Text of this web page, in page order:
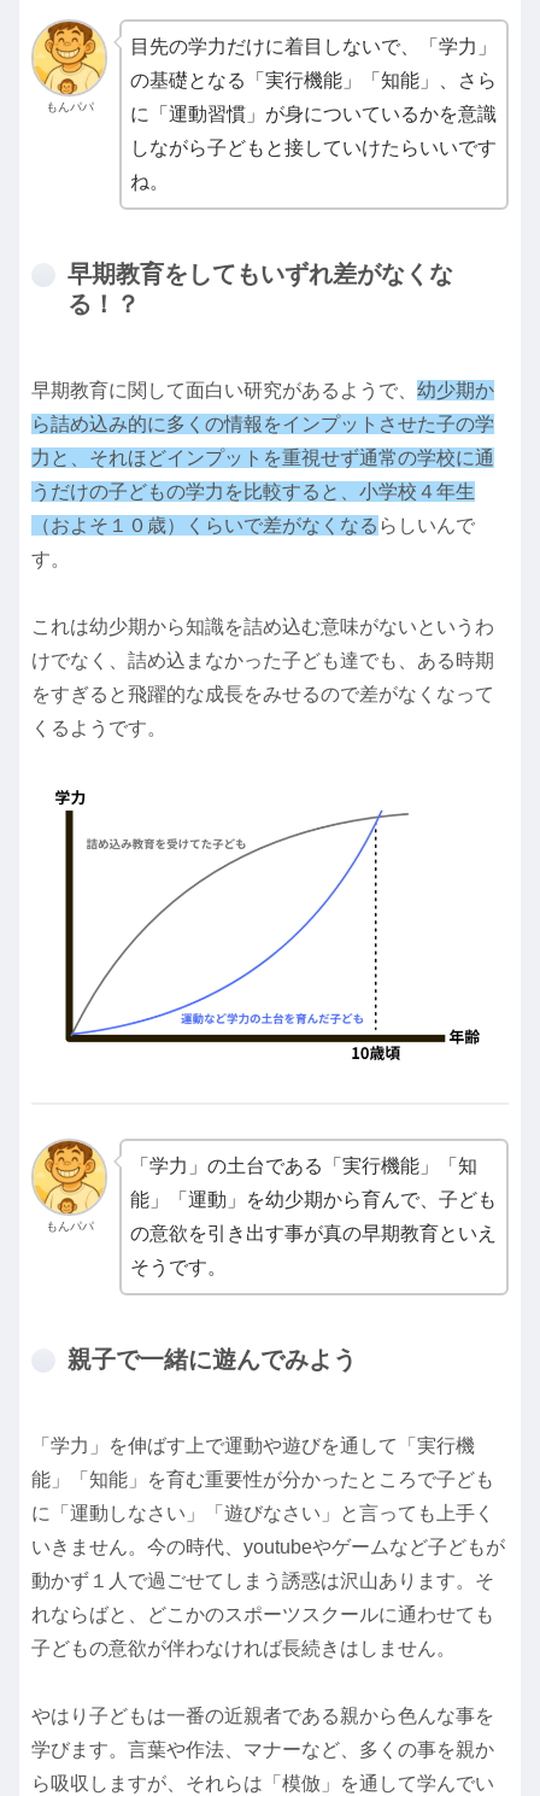
もんパパ
目先の学力だけに着目しないで、「学力」
の基礎となる「実行機能」「知能」、さら
に「運動習慣」が身についているかを意識
しながら子どもと接していけたらいいです
ね。
早期教育をしてもいずれ差がなくな
る！？
早期教育に関して面白い研究があるようで、 幼少期か
ら詰め込み的に多くの情報をインプットさせた子の学
力と、それほどインプットを重視せず通常の学校に通
うだけの子どもの学力を比較すると、小学校４年生
（およそ１０歳）くらいで差がなくなる らしいんで
す。
これは幼少期から知識を詰め込む意味がないというわ
けでなく、詰め込まなかった子ども達でも、ある時期
をすぎると飛躍的な成長をみせるので差がなくなって
くるようです。
もんパパ
「学力」の土台である「実行機能」「知
能」「運動」を幼少期から育んで、子ども
の意欲を引き出す事が真の早期教育といえ
そうです。
親子で一緒に遊んでみよう
「学力」を伸ばす上で運動や遊びを通して「実行機
能」「知能」を育む重要性が分かったところで子ども
に「運動しなさい」「遊びなさい」と言っても上手く
いきません。今の時代、youtubeやゲームなど子どもが
動かず１人で過ごせてしまう誘惑は沢山あります。そ
れならばと、どこかのスポーツスクールに通わせても
子どもの意欲が伴わなければ長続きはしません。
やはり子どもは一番の近親者である親から色んな事を
学びます。言葉や作法、マナーなど、多くの事を親か
ら吸収しますが、それらは「模倣」を通して学んでい